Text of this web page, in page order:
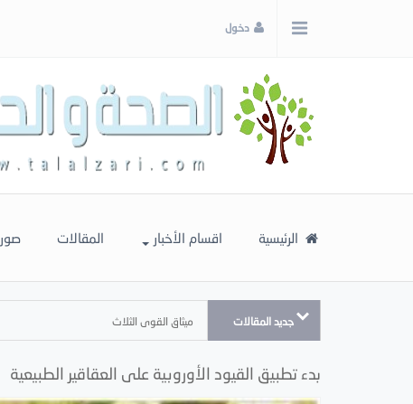
دخول
الرئيسية اقسام الأخبار المقالات صور
جديد المقالات ميثاق القوى الثلاث
بدء تطبيق القيود الأوروبية على العقاقير الطبيعية